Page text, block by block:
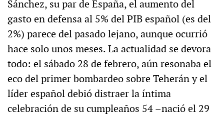
Sánchez, su par de España, el aumento del
gasto en defensa al 5% del PIB español (es del
2%) parece del pasado lejano, aunque ocurrió
hace solo unos meses. La actualidad se devora
todo: el sábado 28 de febrero, aún resonaba el
eco del primer bombardeo sobre Teherán y el
líder español debió distraer la íntima
celebración de su cumpleaños 54 –nació el 29